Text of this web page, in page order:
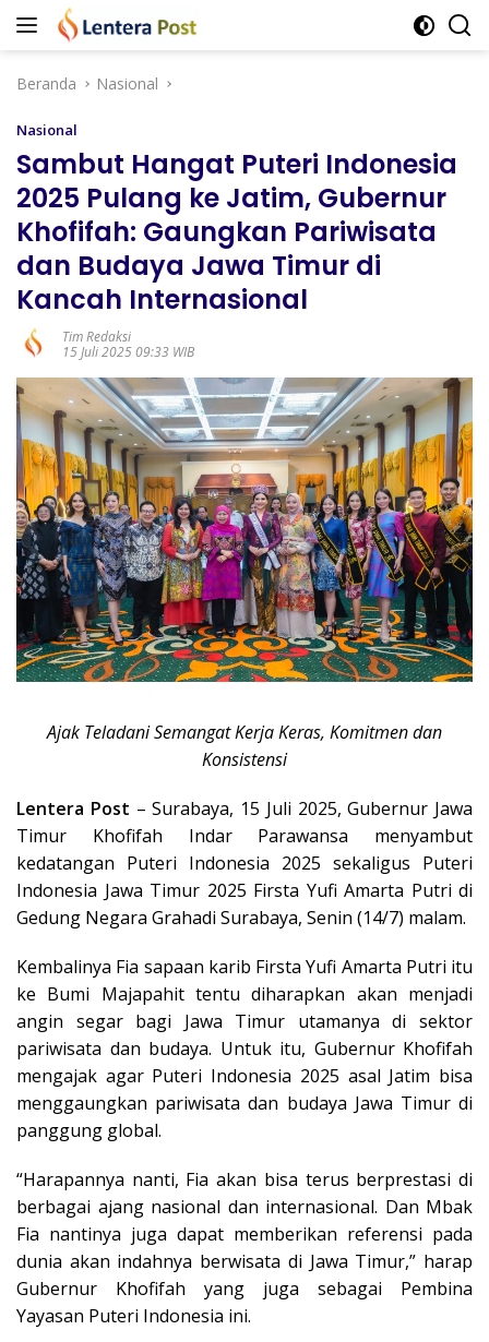
Langsung
Beranda
Nasional
Nasional
Sambut Hangat Puteri Indonesia
2025 Pulang ke Jatim, Gubernur
Khofifah: Gaungkan Pariwisata
dan Budaya Jawa Timur di
Kancah Internasional
Tim Redaksi
15 Juli 2025 09:33 WIB
Ajak Teladani Semangat Kerja Keras, Komitmen dan
Konsistensi
Lentera Post – Surabaya, 15 Juli 2025, Gubernur Jawa
Timur Khofifah Indar Parawansa menyambut
kedatangan Puteri Indonesia 2025 sekaligus Puteri
Indonesia Jawa Timur 2025 Firsta Yufi Amarta Putri di
Gedung Negara Grahadi Surabaya, Senin (14/7) malam.
Kembalinya Fia sapaan karib Firsta Yufi Amarta Putri itu
ke Bumi Majapahit tentu diharapkan akan menjadi
angin segar bagi Jawa Timur utamanya di sektor
pariwisata dan budaya. Untuk itu, Gubernur Khofifah
mengajak agar Puteri Indonesia 2025 asal Jatim bisa
menggaungkan pariwisata dan budaya Jawa Timur di
panggung global.
“Harapannya nanti, Fia akan bisa terus berprestasi di
berbagai ajang nasional dan internasional. Dan Mbak
Fia nantinya juga dapat memberikan referensi pada
dunia akan indahnya berwisata di Jawa Timur,” harap
Gubernur Khofifah yang juga sebagai Pembina
Yayasan Puteri Indonesia ini.